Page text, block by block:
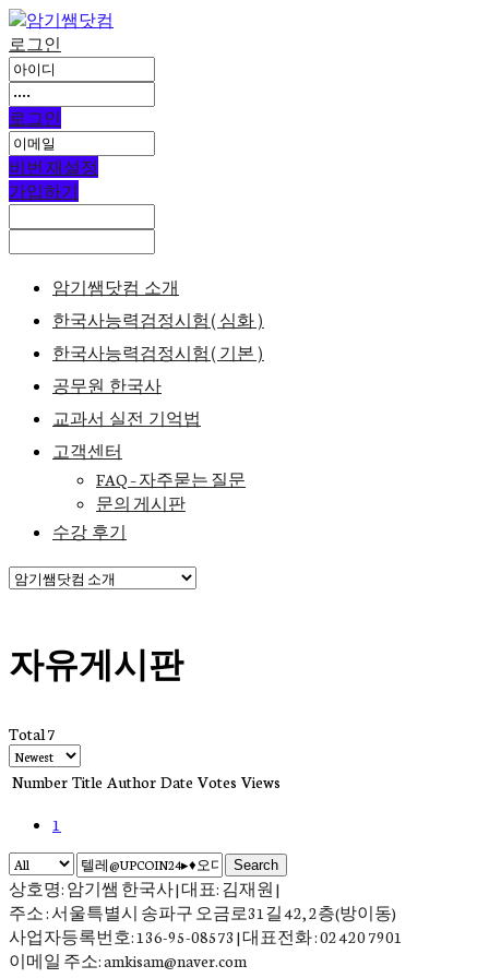
로그인
로그인
비번 재설정
가입하기
암기쌤닷컴 소개
한국사능력검정시험(심화)
한국사능력검정시험(기본)
공무원 한국사
교과서 실전 기억법
고객센터
FAQ – 자주묻는 질문
문의 게시판
수강 후기
자유게시판
Total 7
Number Title Author Date Votes Views
1
Search
상호명: 암기쌤 한국사 | 대표: 김재원 |
주소 : 서울특별시 송파구 오금로31길 42, 2층(방이동)
사업자등록번호: 136-95-08573 | 대표전화 : 02 420 7901
이메일 주소: amkisam@naver.com